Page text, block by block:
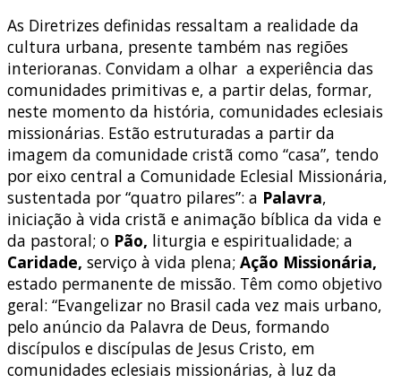
As Diretrizes definidas ressaltam a realidade da
cultura urbana, presente também nas regiões
interioranas. Convidam a olhar a experiência das
comunidades primitivas e, a partir delas, formar,
neste momento da história, comunidades eclesiais
missionárias. Estão estruturadas a partir da
imagem da comunidade cristã como “casa”, tendo
por eixo central a Comunidade Eclesial Missionária,
sustentada por “quatro pilares”: a Palavra,
iniciação à vida cristã e animação bíblica da vida e
da pastoral; o Pão, liturgia e espiritualidade; a
Caridade, serviço à vida plena; Ação Missionária,
estado permanente de missão. Têm como objetivo
geral: “Evangelizar no Brasil cada vez mais urbano,
pelo anúncio da Palavra de Deus, formando
discípulos e discípulas de Jesus Cristo, em
comunidades eclesiais missionárias, à luz da